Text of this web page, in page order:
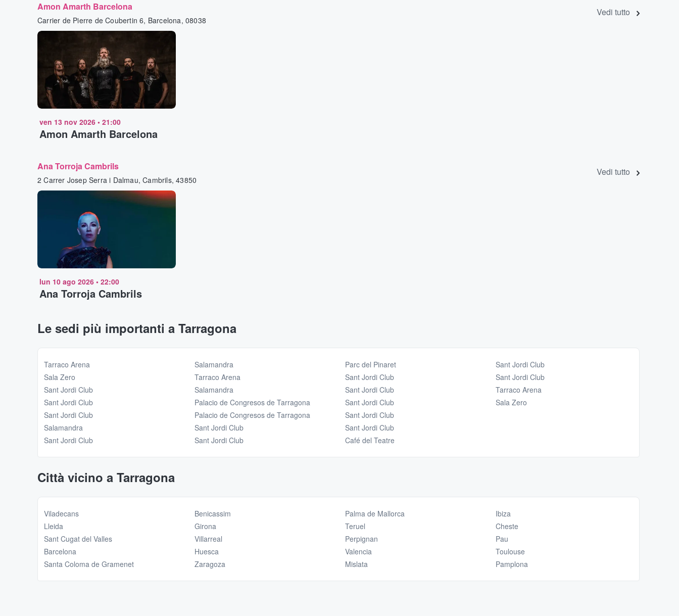
Amon Amarth Barcelona
Carrier de Pierre de Coubertin 6, Barcelona, 08038
Vedi tutto
ven 13 nov 2026 • 21:00
Amon Amarth Barcelona
Ana Torroja Cambrils
2 Carrer Josep Serra i Dalmau, Cambrils, 43850
Vedi tutto
lun 10 ago 2026 • 22:00
Ana Torroja Cambrils
Le sedi più importanti a Tarragona
Tarraco Arena
Sala Zero
Sant Jordi Club
Sant Jordi Club
Sant Jordi Club
Salamandra
Sant Jordi Club
Salamandra
Tarraco Arena
Salamandra
Palacio de Congresos de Tarragona
Palacio de Congresos de Tarragona
Sant Jordi Club
Sant Jordi Club
Parc del Pinaret
Sant Jordi Club
Sant Jordi Club
Sant Jordi Club
Sant Jordi Club
Sant Jordi Club
Café del Teatre
Sant Jordi Club
Sant Jordi Club
Tarraco Arena
Sala Zero
Città vicino a Tarragona
Viladecans
Lleida
Sant Cugat del Valles
Barcelona
Santa Coloma de Gramenet
Benicassim
Girona
Villarreal
Huesca
Zaragoza
Palma de Mallorca
Teruel
Perpignan
Valencia
Mislata
Ibiza
Cheste
Pau
Toulouse
Pamplona